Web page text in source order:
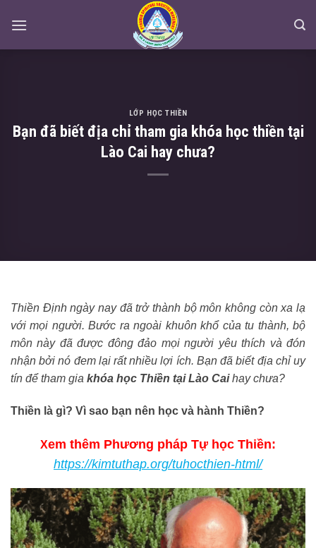
LỚP HỌC THIỀN
Bạn đã biết địa chỉ tham gia khóa học thiền tại
Lào Cai hay chưa?
Thiền Định ngày nay đã trở thành bộ môn không còn xa lạ
với mọi người. Bước ra ngoài khuôn khổ của tu thành, bộ
môn này đã được đông đảo mọi người yêu thích và đón
nhận bởi nó đem lại rất nhiều lợi ích. Bạn đã biết địa chỉ uy
tín để tham gia khóa học Thiền tại Lào Caihay chưa?
Thiền là gì? Vì sao bạn nên học và hành Thiền?
Xem thêm Phương pháp Tự học Thiền:
https://kimtuthap.org/tuhocthien-html/